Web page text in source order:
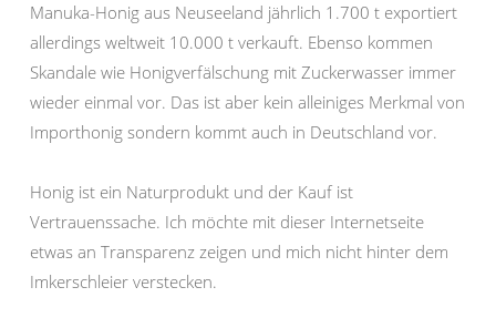
Manuka-Honig aus Neuseeland jährlich 1.700 t exportiert
allerdings weltweit 10.000 t verkauft. Ebenso kommen
Skandale wie Honigverfälschung mit Zuckerwasser immer
wieder einmal vor. Das ist aber kein alleiniges Merkmal von
Importhonig sondern kommt auch in Deutschland vor.
Honig ist ein Naturprodukt und der Kauf ist
Vertrauenssache. Ich möchte mit dieser Internetseite
etwas an Transparenz zeigen und mich nicht hinter dem
Imkerschleier verstecken.